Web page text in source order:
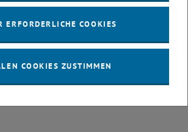
ERFORDERLICHE COOKIES
COOKIES ZUSTIMMEN